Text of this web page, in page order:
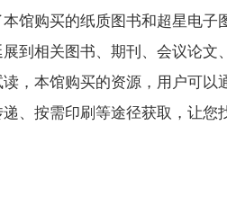
馆购买的纸质图书和超星电子
到相关图书、期刊、会议论文
，本馆购买的资源，用户可以
、按需印刷等途径获取，让您